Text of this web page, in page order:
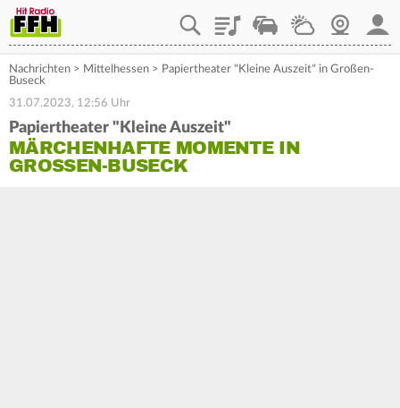
PlaylistStaupilotWetterWebcam
Nachrichten > Mittelhessen > Papiertheater "Kleine Auszeit" in Großen-
Buseck
31.07.2023, 12:56 Uhr
Papiertheater "Kleine Auszeit"
MÄRCHENHAFTE MOMENTE IN
GROSSEN-BUSECK